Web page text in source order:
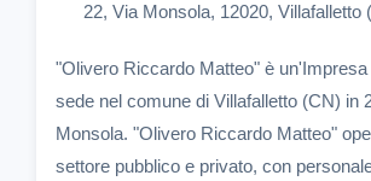
22, Via Monsola, 12020, Villafalletto
"Olivero Riccardo Matteo" è
sede nel comune di Villafalletto (CN) in
Monsola. "Olivero Riccardo Matteo"
settore pubblico e privato, con